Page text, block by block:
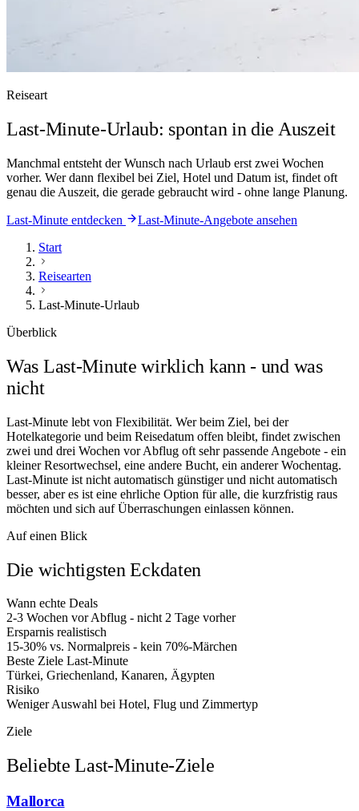
Reiseart
Last-Minute-Urlaub: spontan in die Auszeit
Manchmal entsteht der Wunsch nach Urlaub erst zwei Wochen
vorher. Wer dann flexibel bei Ziel, Hotel und Datum ist, findet oft
genau die Auszeit, die gerade gebraucht wird - ohne lange Planung.
Last-Minute entdecken
Last-Minute-Angebote ansehen
Start
Reisearten
Last-Minute-Urlaub
Überblick
Was Last-Minute wirklich kann - und was
nicht
Last-Minute lebt von Flexibilität. Wer beim Ziel, bei der
Hotelkategorie und beim Reisedatum offen bleibt, findet zwischen
zwei und drei Wochen vor Abflug oft sehr passende Angebote - ein
kleiner Resortwechsel, eine andere Bucht, ein anderer Wochentag.
Last-Minute ist nicht automatisch günstiger und nicht automatisch
besser, aber es ist eine ehrliche Option für alle, die kurzfristig raus
möchten und sich auf Überraschungen einlassen können.
Auf einen Blick
Die wichtigsten Eckdaten
Wann echte Deals
2-3 Wochen vor Abflug - nicht 2 Tage vorher
Ersparnis realistisch
15-30% vs. Normalpreis - kein 70%-Märchen
Beste Ziele Last-Minute
Türkei, Griechenland, Kanaren, Ägypten
Risiko
Weniger Auswahl bei Hotel, Flug und Zimmertyp
Ziele
Beliebte Last-Minute-Ziele
Mallorca